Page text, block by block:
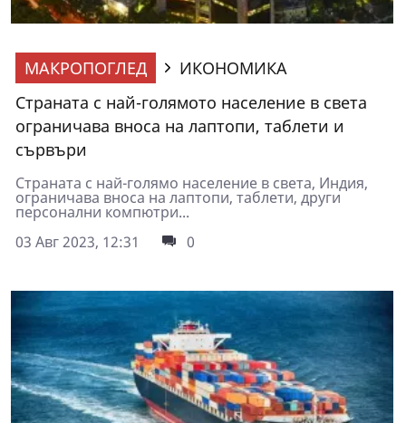
МАКРОПОГЛЕД
ИКОНОМИКА
Страната с най-голямото население в света
ограничава вноса на лаптопи, таблети и
сървъри
Страната с най-голямо население в света, Индия,
ограничава вноса на лаптопи, таблети, други
персонални компютри...
03 Авг 2023, 12:31
0